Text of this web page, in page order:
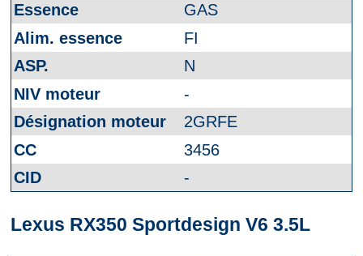
GAS
FI
N
-
2GRFE
3456
-
Lexus RX350 Sportdesign V6 3.5L